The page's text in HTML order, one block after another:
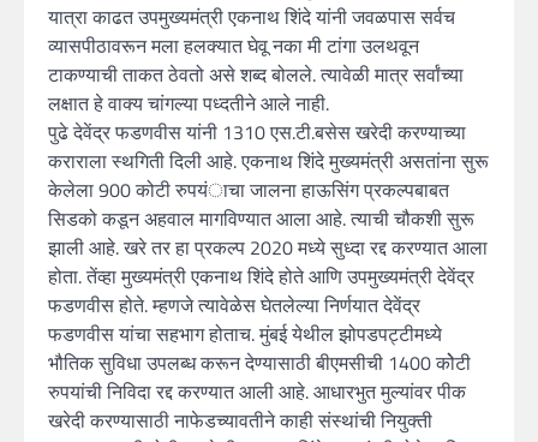
यात्रा काढत उपमुख्यमंत्री एकनाथ शिंदे यांनी जवळपास सर्वच
व्यासपीठावरून मला हलक्यात घेवू नका मी टांगा उलथवून
टाकण्याची ताकत ठेवतो असे शब्द बोलले. त्यावेळी मात्र सर्वांच्या
लक्षात हे वाक्य चांगल्या पध्दतीने आले नाही.
पुढे देवेंद्र फडणवीस यांनी 1310 एस.टी.बसेस खरेदी करण्याच्या
कराराला स्थगिती दिली आहे. एकनाथ शिंदे मुख्यमंत्री असतांना सुरू
केलेला 900 कोटी रुपयंाचा जालना हाऊसिंग प्रकल्पबाबत
सिडको कडून अहवाल मागविण्यात आला आहे. त्याची चौकशी सुरू
झाली आहे. खरे तर हा प्रकल्प 2020 मध्ये सुध्दा रद्द करण्यात आला
होता. तेंव्हा मुख्यमंत्री एकनाथ शिंदे होते आणि उपमुख्यमंत्री देवेंद्र
फडणवीस होते. म्हणजे त्यावेळेस घेतलेल्या निर्णयात देवेंद्र
फडणवीस यांचा सहभाग होताच. मुंबई येथील झोपडपट्टीमध्ये
भौतिक सुविधा उपलब्ध करून देण्यासाठी बीएमसीची 1400 कोेटी
रुपयांची निविदा रद्द करण्यात आली आहे. आधारभुत मुल्यांवर पीक
खरेदी करण्यासाठी नाफेडच्यावतीने काही संस्थांची नियुक्ती